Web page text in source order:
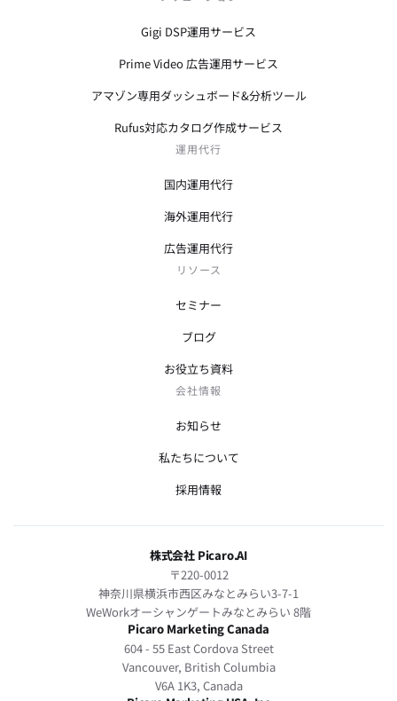
Gigi DSP運用サービス
Prime Video 広告運用サービス
アマゾン専用ダッシュボード&分析ツール
Rufus対応カタログ作成サービス
運用代行
国内運用代行
海外運用代行
広告運用代行
リソース
セミナー
ブログ
お役立ち資料
会社情報
お知らせ
私たちについて
採用情報
株式会社 Picaro.AI
〒220-0012
神奈川県横浜市西区みなとみらい3-7-1
WeWorkオーシャンゲートみなとみらい 8階
Picaro Marketing Canada
604 - 55 East Cordova Street
Vancouver, British Columbia
V6A 1K3, Canada